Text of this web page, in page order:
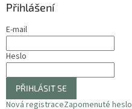
Přihlášení
E-mail
Heslo
PŘIHLÁSIT SE
Nová registraceZapomenuté heslo